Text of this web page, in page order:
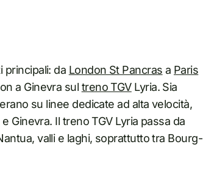
principali: da London St Pancras a Paris
a Ginevra sul treno TGVLyria. Sia
su linee dedicate ad alta velocità,
Ginevra. Il treno TGV Lyria passa da
valli e laghi, soprattutto tra Bourg-